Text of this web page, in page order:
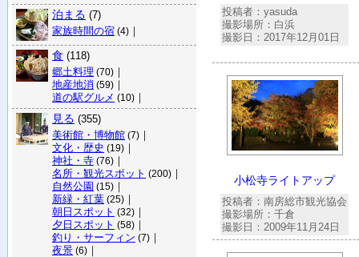
泊まる (7)
家族時間の宿 (4) ｜
食 (118)
郷土料理 (70) ｜
地産地消 (59) ｜
道の駅グルメ (10) ｜
見る (355)
美術館・博物館 (7) ｜
文化・歴史 (19) ｜
神社・寺 (76) ｜
名所・観光スポット (200) ｜
自然公園 (15) ｜
新緑・紅葉 (25) ｜
朝日スポット (32) ｜
夕日スポット (58) ｜
釣り・サーフィン (7) ｜
夜景 (6) ｜
投稿者：yasuda
撮影場所：白浜
撮影日：2017年12月01日
小松寺ライトアップ
投稿者：南房総市観光協会
撮影場所：千倉
撮影日：2009年11月24日